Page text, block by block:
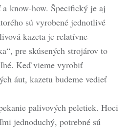
a know-how. Špecifický je aj
sú vyrobené jednotlivé
kazeta je relatívne
pre skúsených strojárov to
Keď vieme vyrobiť
áut, kazetu budeme vedieť
palivových peletiek. Hoci
jednoduchý, potrebné sú